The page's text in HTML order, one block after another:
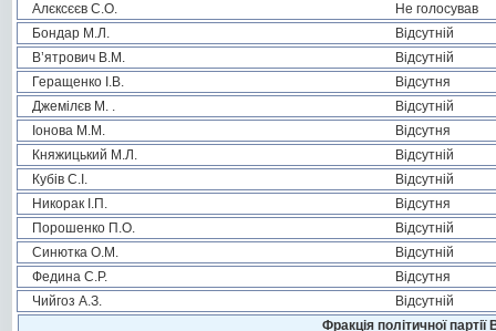
Алєксєєв С.О.
Не голосував
Бондар М.Л.
Відсутній
В’ятрович В.М.
Відсутній
Геращенко І.В.
Відсутня
Джемілєв М. .
Відсутній
Іонова М.М.
Відсутня
Княжицький М.Л.
Відсутній
Кубів С.І.
Відсутній
Никорак І.П.
Відсутня
Порошенко П.О.
Відсутній
Синютка О.М.
Відсутній
Федина С.Р.
Відсутня
Чийгоз А.З.
Відсутній
Фракція політичної